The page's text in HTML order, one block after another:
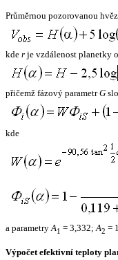
Průměrnou pozorovanou
kde r je vzdálenost planetky
přičemž fázový parametrG
kde
a parametryA1 = 3,332;A2 =
Výpočet efektivní teploty